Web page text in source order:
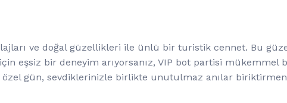
ve doğal güzellikleri ile ünlü bir turistik cennet. Bu
eşsiz bir deneyim arıyorsanız, VIP bot partisi mükemmel
gün, sevdiklerinizle birlikte unutulmaz anılar